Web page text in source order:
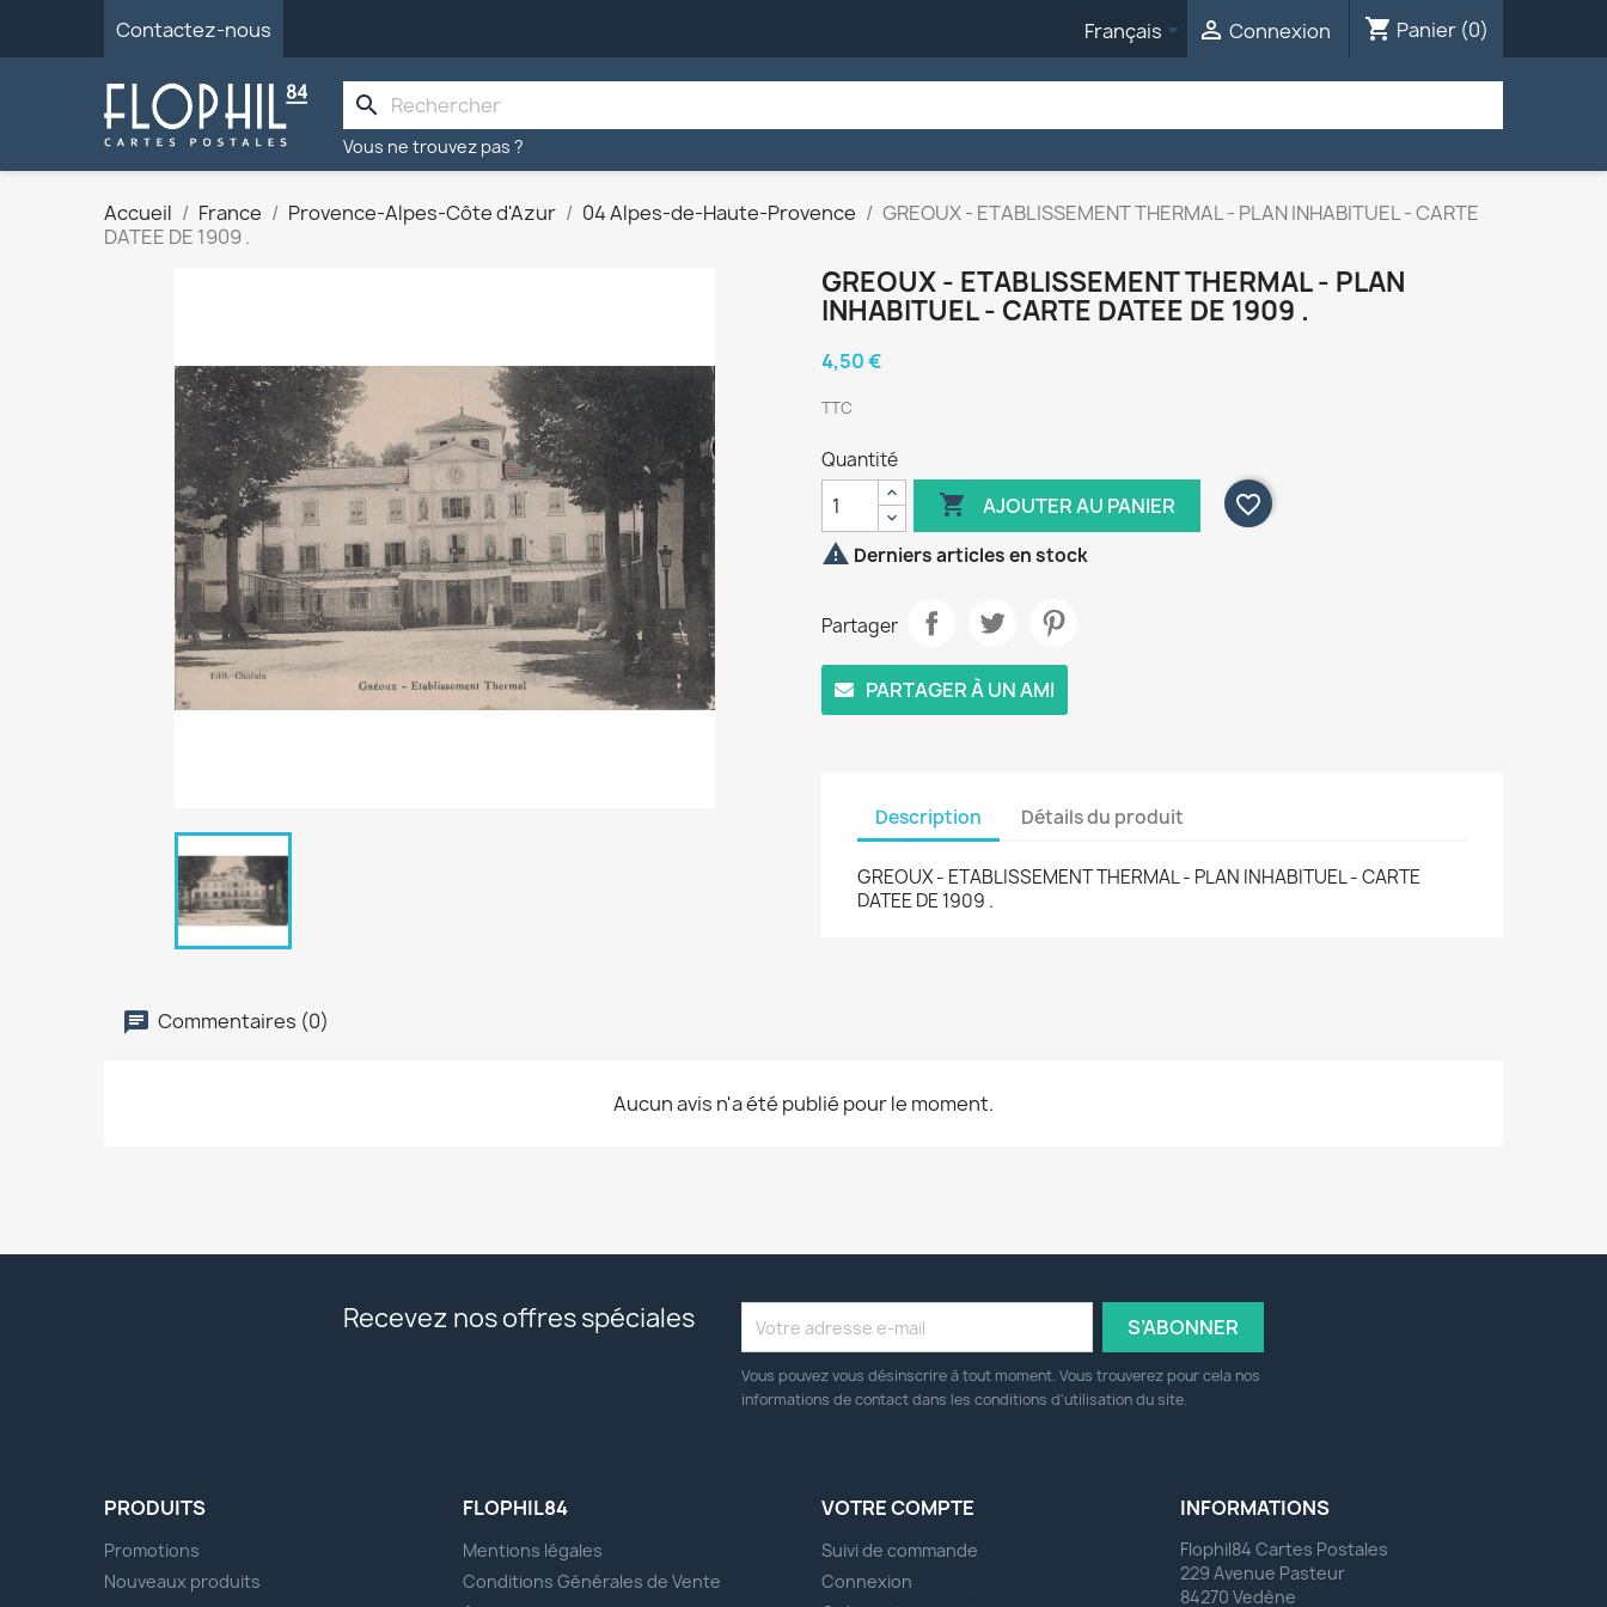
Contactez-nous Français  Connexion shopping_cart Panier (0)
search
Vous ne trouvez pas ?
Accueil France Provence-Alpes-Côte d'Azur 04 Alpes-de-Haute-Provence
GREOUX - ETABLISSEMENT THERMAL - PLAN INHABITUEL - CARTE
DATEE DE 1909 .
GREOUX - ETABLISSEMENT THERMAL - PLAN
INHABITUEL - CARTE DATEE DE 1909 .
4,50 €
TTC
Quantité
 AJOUTER AU PANIER
favorite_border
 Derniers articles en stock
Partager
PARTAGER À UN AMI
Description Détails du produit
GREOUX - ETABLISSEMENT THERMAL - PLAN INHABITUEL - CARTE
DATEE DE 1909 .
Commentaires (0)
Aucun avis n'a été publié pour le moment.
Recevez nos offres spéciales
Vous pouvez vous désinscrire à tout moment. Vous trouverez pour cela nos
informations de contact dans les conditions d'utilisation du site.
PRODUITS
Promotions
Nouveaux produits
FLOPHIL84
Mentions légales
Conditions Générales de Vente
VOTRE COMPTE
Suivi de commande
Connexion
INFORMATIONS
Flophil84 Cartes Postales
229 Avenue Pasteur
84270 Vedène